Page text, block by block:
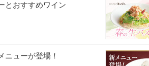
とおすすめワイン
ニューが登場！